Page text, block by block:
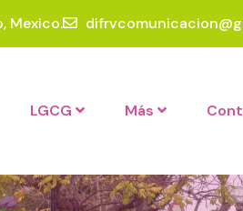
Mexico.
LGCG Más